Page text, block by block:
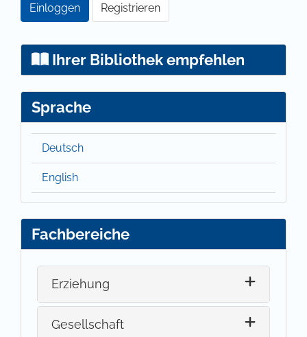
Einloggen Registrieren
Ihrer Bibliothek empfehlen
Sprache
Deutsch
English
Fachbereiche
Erziehung
Gesellschaft